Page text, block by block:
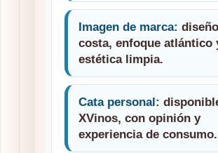
Imagen de marca:
costa, enfoque atlántico
estética limpia.
Cata personal:
XVinos, con opinión y
experiencia de consumo.